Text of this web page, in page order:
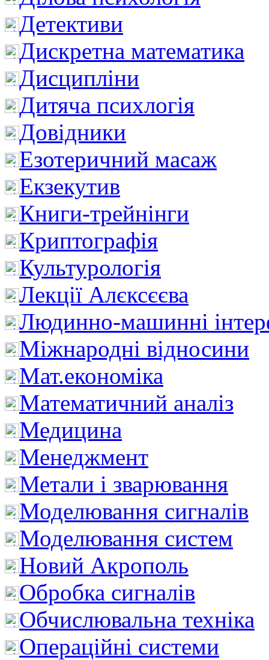
Детективи
Дискретна математика
Дисципліни
Дитяча психлогія
Довідники
Езотеричний масаж
Екзекутив
Книги-трейнінги
Криптографія
Культурологія
Лекції Алєксєєва
Людинно-машинні
Міжнародні відносини
Мат.економіка
Математичний аналіз
Медицина
Менеджмент
Метали і зварювання
Моделювання сигналів
Моделювання систем
Новий Акрополь
Обробка сигналів
Обчислювальна техніка
Операційні системи